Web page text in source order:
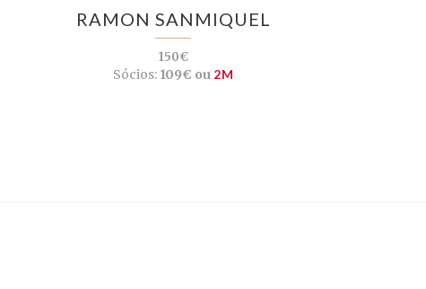
RAMON SANMIQUEL
150€
Sócios:109€ ou 2M